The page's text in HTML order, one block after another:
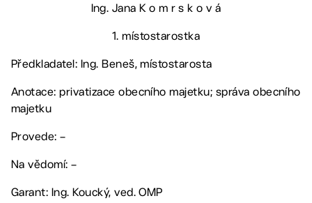
Ing. Jana K o m r s k o v á
1. místostarostka
Předkladatel: Ing. Beneš, místostarosta
Anotace: privatizace obecního majetku; správa obecního
majetku
Provede: –
Na vědomí: –
Garant: Ing. Koucký, ved. OMP